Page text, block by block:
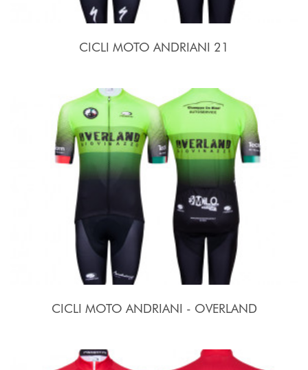
CICLI MOTO ANDRIANI 21
CICLI MOTO ANDRIANI - OVERLAND